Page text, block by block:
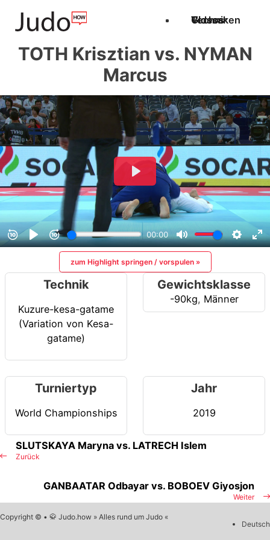
Techniken
Videos
Glossar
TOTH Krisztian vs. NYMAN
Marcus
zum Highlight springen / vorspulen »
Technik
Kuzure-kesa-gatame
(Variation von Kesa-
gatame)
Gewichtsklasse
-90kg, Männer
Turniertyp
World Championships
Jahr
2019
Zurück
SLUTSKAYA Maryna vs. LATRECH Islem
Weiter
GANBAATAR Odbayar vs. BOBOEV Giyosjon
Copyright © • 🥋 Judo.how » Alles rund um Judo «
Deutsch